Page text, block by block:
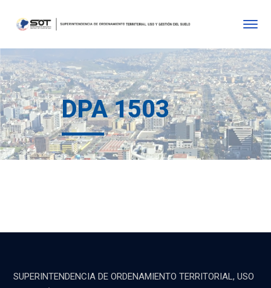
DPA 1503
SUPERINTENDENCIA DE ORDENAMIENTO TERRITORIAL, USO